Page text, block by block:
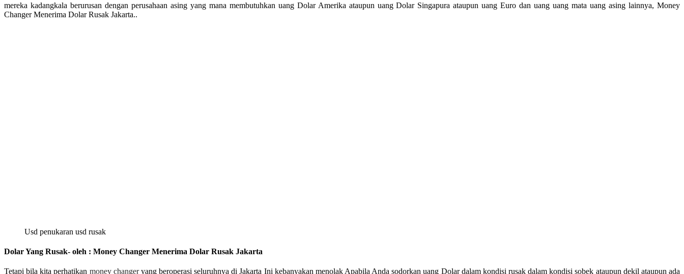
mereka kadangkala berurusan dengan perusahaan asing yang mana membutuhkan uang Dolar Amerika ataupun uang Dolar Singapura ataupun uang Euro dan uang uang mata uang asing lainnya, Money
Changer Menerima Dolar Rusak Jakarta..
Usd penukaran usd rusak
Dolar Yang Rusak- oleh : Money Changer Menerima Dolar Rusak Jakarta
Tetapi bila kita perhatikan money changeryang beroperasi seluruhnya di Jakarta Ini kebanyakan menolak Apabila Anda sodorkan uang Dolar dalam kondisi rusak dalam kondisi sobek ataupun dekil ataupun ada